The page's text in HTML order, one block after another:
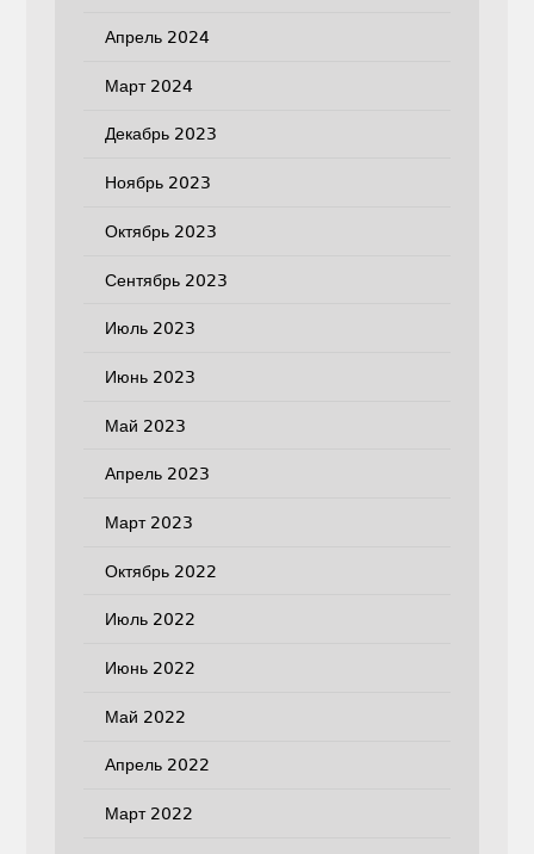
Апрель 2024
Март 2024
Декабрь 2023
Ноябрь 2023
Октябрь 2023
Сентябрь 2023
Июль 2023
Июнь 2023
Май 2023
Апрель 2023
Март 2023
Октябрь 2022
Июль 2022
Июнь 2022
Май 2022
Апрель 2022
Март 2022